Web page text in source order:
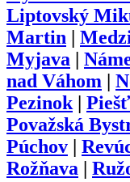
Liptovský
Martin |
Myjava |
nad Váhom |
Pezinok |
Považská
Púchov |
Rožňava |